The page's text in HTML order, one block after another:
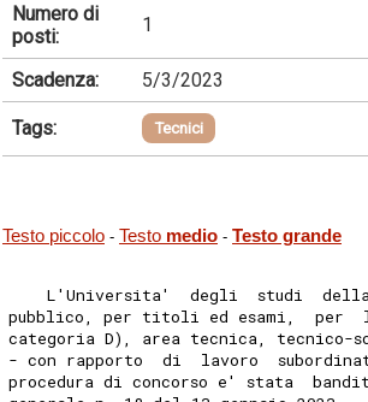
Numero di
posti:
1
Scadenza: 5/3/2023
Tags: Tecnici
Testo piccolo - Testo medio - Testo grande
L'Universita'  degli  studi
pubblico, per titoli ed esami,  per
categoria D), area tecnica, tecnico-
- con rapporto  di  lavoro
procedura di concorso e' stata